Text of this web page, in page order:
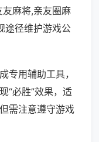
麻将,亲友圈麻
途径维护游戏公
专用辅助工具，
“必胜”效果，适
需注意遵守游戏